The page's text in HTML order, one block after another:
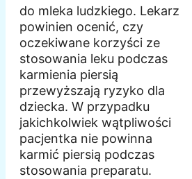
do mleka ludzkiego. Lekarz
powinien ocenić, czy
oczekiwane korzyści ze
stosowania leku podczas
karmienia piersią
przewyższają ryzyko dla
dziecka. W przypadku
jakichkolwiek wątpliwości
pacjentka nie powinna
karmić piersią podczas
stosowania preparatu.